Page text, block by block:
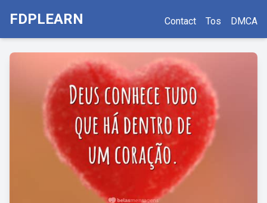
FDPLEARN Contact Tos DMCA